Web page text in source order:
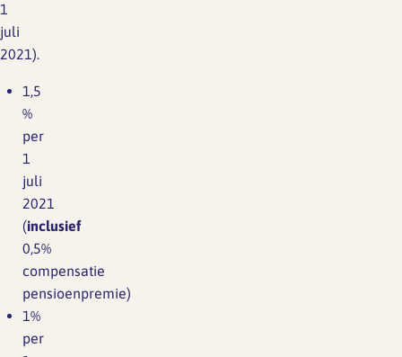
1
juli
2021).
1,5
%
per
1
juli
2021
(inclusief
0,5%
compensatie
pensioenpremie)
1%
per